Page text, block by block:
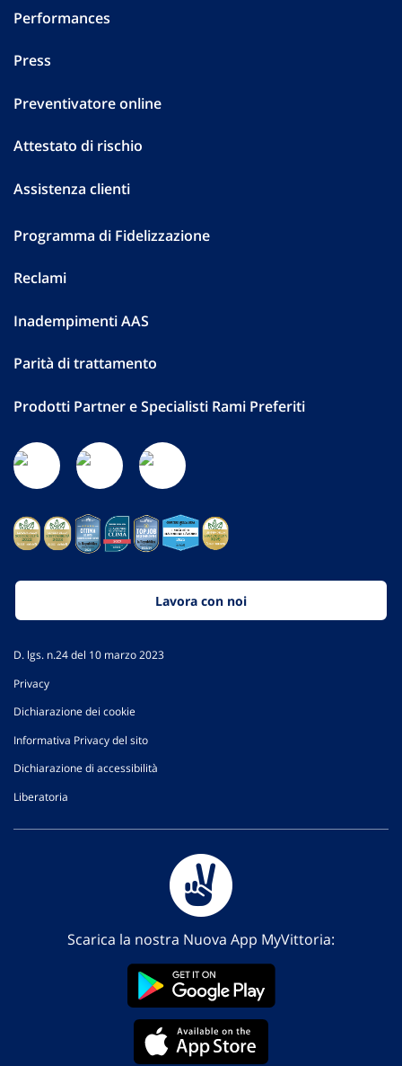
Performances
Press
Preventivatore online
Attestato di rischio
Assistenza clienti
Programma di Fidelizzazione
Reclami
Inadempimenti AAS
Parità di trattamento
Prodotti Partner e Specialisti Rami Preferiti
Lavora con noi
D. lgs. n.24 del 10 marzo 2023
Privacy
Dichiarazione dei cookie
Informativa Privacy del sito
Dichiarazione di accessibilità
Liberatoria
Scarica la nostra Nuova App MyVittoria: